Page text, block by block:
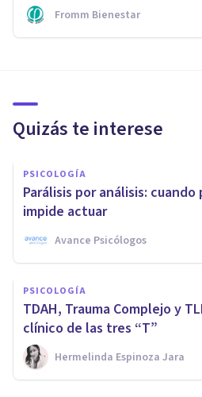
Fromm Bienestar
Quizás te interese
PSICOLOGÍA
Parálisis por análisis:
impide actuar
Avance Psicólogos
PSICOLOGÍA
TDAH, Trauma Complejo y
clínico de las tres “T”
Hermelinda Espinoza Jara